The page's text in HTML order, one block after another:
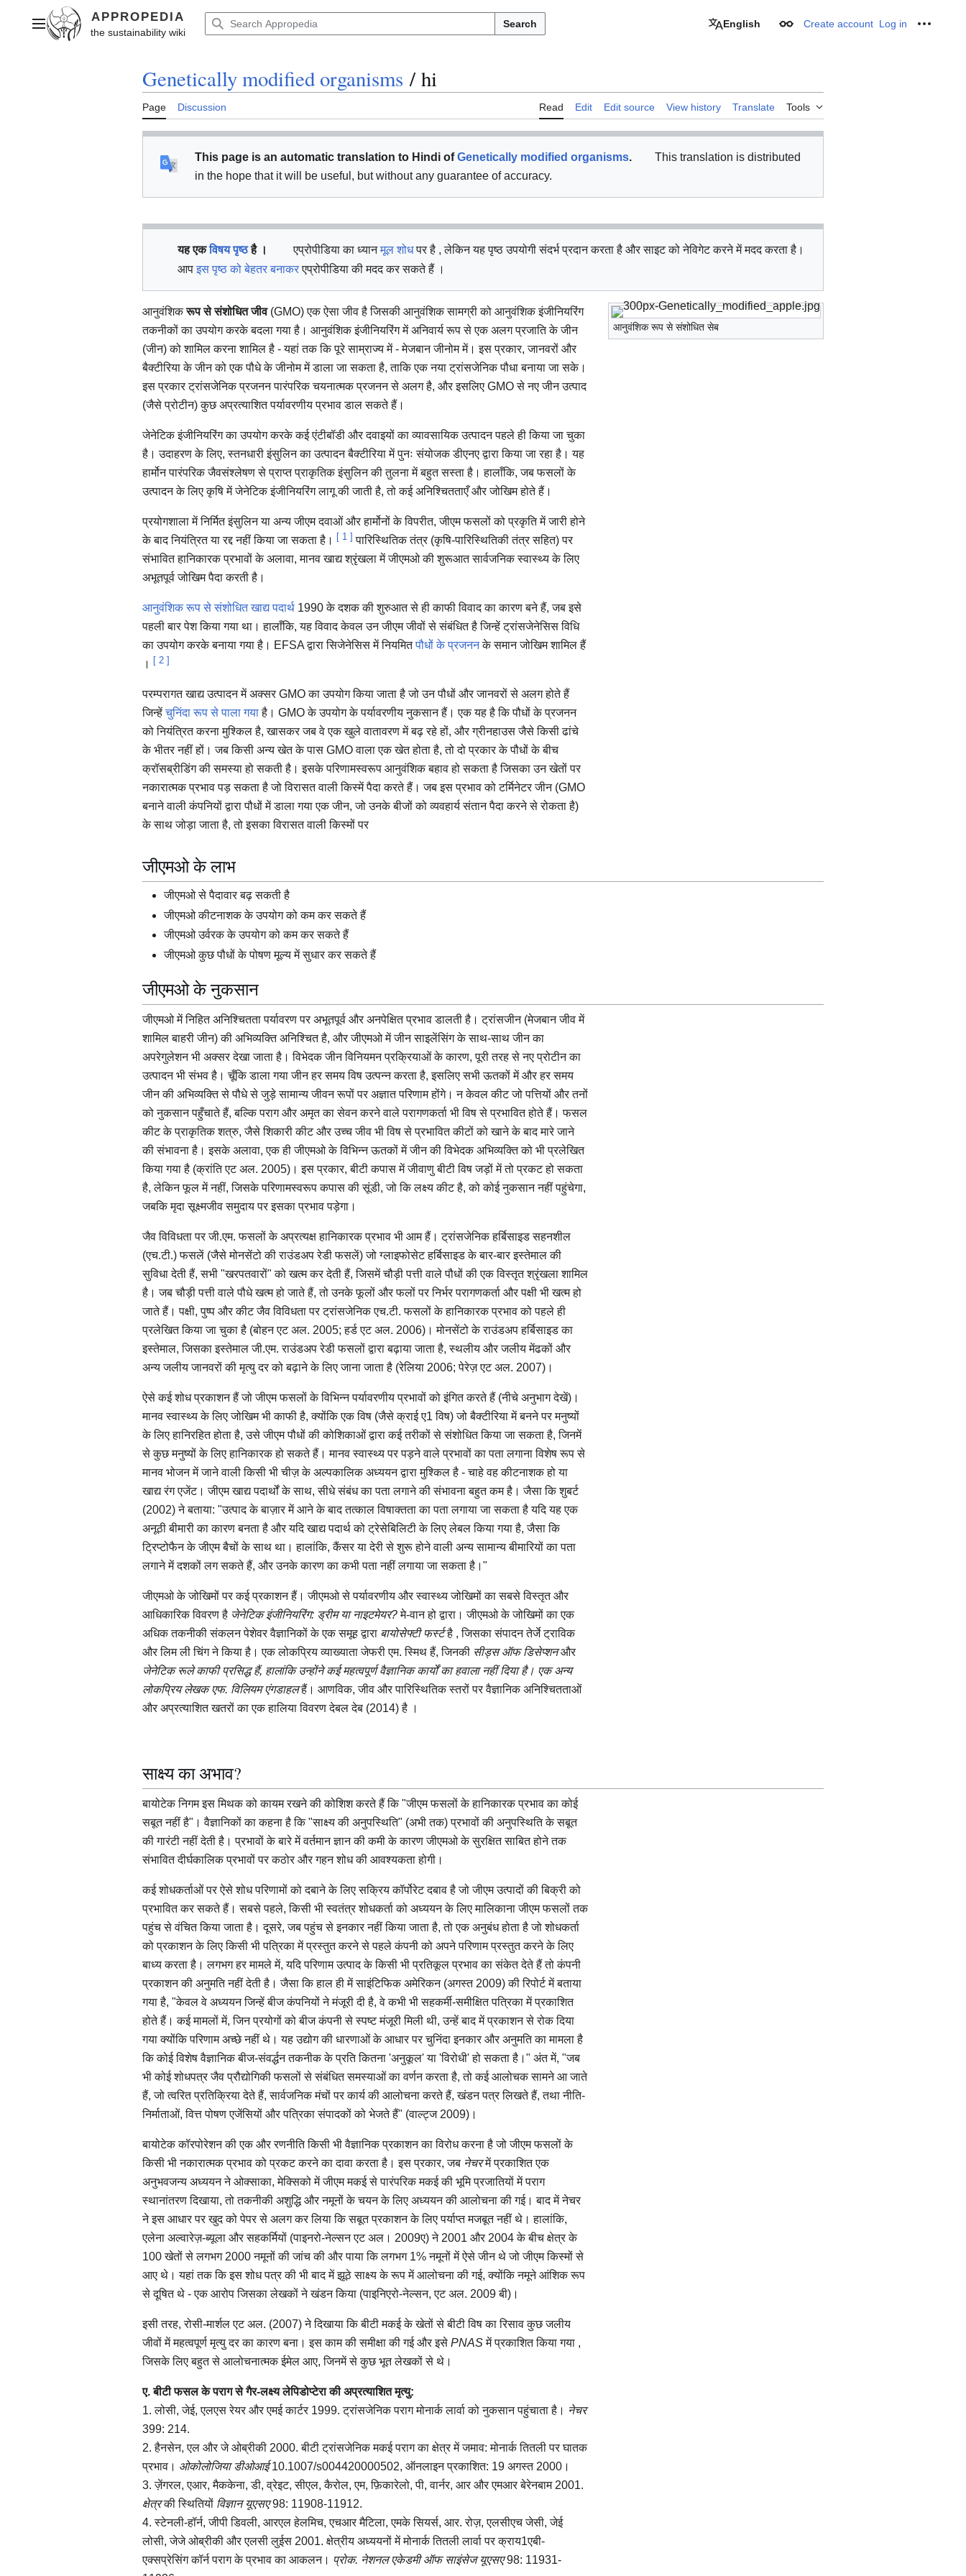
contentMain menu Search English Appearance
Create account Log in
Genetically modified organisms / hi
Page Discussion Read Edit Edit source View history Translate Tools
This page is an automatic translation to Hindi ofGenetically modified organisms.
This translation is distributed
in the hope that it will be useful, but without any guarantee of accuracy.
यह एकविषय पृष्ठहै । एप्रोपीडिया का ध्यानमूल शोधपर है , लेकिन यह पृष्ठ उपयोगी संदर्भ प्रदान करता है और साइट को नेविगेट करने में मदद करता है।
आपइस पृष्ठ को बेहतर बनाकरएप्रोपीडिया की मदद कर सकते हैं ।
आनुवंशिक रूप से संशोधित सेब
आनुवंशिकरूप से संशोधित जीव(GMO) एक ऐसा जीव है जिसकी आनुवंशिक सामग्री को आनुवंशिक इंजीनियरिंग
तकनीकों का उपयोग करके बदला गया है। आनुवंशिक इंजीनियरिंग में अनिवार्य रूप से एक अलग प्रजाति के जीन
(जीन) को शामिल करना शामिल है - यहां तक ​​कि पूरे साम्राज्य में - मेजबान जीनोम में। इस प्रकार, जानवरों और
बैक्टीरिया के जीन को एक पौधे के जीनोम में डाला जा सकता है, ताकि एक नया ट्रांसजेनिक पौधा बनाया जा सके।
इस प्रकार ट्रांसजेनिक प्रजनन पारंपरिक चयनात्मक प्रजनन से अलग है, और इसलिए GMO से नए जीन उत्पाद
(जैसे प्रोटीन) कुछ अप्रत्याशित पर्यावरणीय प्रभाव डाल सकते हैं।
जेनेटिक इंजीनियरिंग का उपयोग करके कई एंटीबॉडी और दवाइयों का व्यावसायिक उत्पादन पहले ही किया जा चुका
है। उदाहरण के लिए, स्तनधारी इंसुलिन का उत्पादन बैक्टीरिया में पुनः संयोजक डीएनए द्वारा किया जा रहा है। यह
हार्मोन पारंपरिक जैवसंश्लेषण से प्राप्त प्राकृतिक इंसुलिन की तुलना में बहुत सस्ता है। हालाँकि, जब फसलों के
उत्पादन के लिए कृषि में जेनेटिक इंजीनियरिंग लागू की जाती है, तो कई अनिश्चितताएँ और जोखिम होते हैं।
प्रयोगशाला में निर्मित इंसुलिन या अन्य जीएम दवाओं और हार्मोनों के विपरीत, जीएम फसलों को प्रकृति में जारी होने
के बाद नियंत्रित या रद्द नहीं किया जा सकता है। [ 1 ] पारिस्थितिक तंत्र (कृषि-पारिस्थितिकी तंत्र सहित) पर
संभावित हानिकारक प्रभावों के अलावा, मानव खाद्य श्रृंखला में जीएमओ की शुरूआत सार्वजनिक स्वास्थ्य के लिए
अभूतपूर्व जोखिम पैदा करती है।
आनुवंशिक रूप से संशोधित खाद्य पदार्थ 1990 के दशक की शुरुआत से ही काफी विवाद का कारण बने हैं, जब इसे
पहली बार पेश किया गया था। हालाँकि, यह विवाद केवल उन जीएम जीवों से संबंधित है जिन्हें ट्रांसजेनेसिस विधि
का उपयोग करके बनाया गया है। EFSA द्वारा सिजेनेसिस में नियमितपौधों के प्रजननके समान जोखिम शामिल हैं
। [ 2 ]
परम्परागत खाद्य उत्पादन में अक्सर GMO का उपयोग किया जाता है जो उन पौधों और जानवरों से अलग होते हैं
जिन्हेंचुनिंदा रूप से पाला गयाहै। GMO के उपयोग के पर्यावरणीय नुकसान हैं। एक यह है कि पौधों के प्रजनन
को नियंत्रित करना मुश्किल है, खासकर जब वे एक खुले वातावरण में बढ़ रहे हों, और ग्रीनहाउस जैसे किसी ढांचे
के भीतर नहीं हों। जब किसी अन्य खेत के पास GMO वाला एक खेत होता है, तो दो प्रकार के पौधों के बीच
क्रॉसब्रीडिंग की समस्या हो सकती है। इसके परिणामस्वरूप आनुवंशिक बहाव हो सकता है जिसका उन खेतों पर
नकारात्मक प्रभाव पड़ सकता है जो विरासत वाली किस्में पैदा करते हैं। जब इस प्रभाव को टर्मिनेटर जीन (GMO
बनाने वाली कंपनियों द्वारा पौधों में डाला गया एक जीन, जो उनके बीजों को व्यवहार्य संतान पैदा करने से रोकता है)
के साथ जोड़ा जाता है, तो इसका विरासत वाली किस्मों पर
जीएमओ के लाभ
जीएमओ से पैदावार बढ़ सकती है
जीएमओ कीटनाशक के उपयोग को कम कर सकते हैं
जीएमओ उर्वरक के उपयोग को कम कर सकते हैं
जीएमओ कुछ पौधों के पोषण मूल्य में सुधार कर सकते हैं
जीएमओ के नुकसान
जीएमओ में निहित अनिश्चितता पर्यावरण पर अभूतपूर्व और अनपेक्षित प्रभाव डालती है। ट्रांसजीन (मेजबान जीव में
शामिल बाहरी जीन) की अभिव्यक्ति अनिश्चित है, और जीएमओ में जीन साइलेंसिंग के साथ-साथ जीन का
अपरेगुलेशन भी अक्सर देखा जाता है। विभेदक जीन विनियमन प्रक्रियाओं के कारण, पूरी तरह से नए प्रोटीन का
उत्पादन भी संभव है। चूँकि डाला गया जीन हर समय विष उत्पन्न करता है, इसलिए सभी ऊतकों में और हर समय
जीन की अभिव्यक्ति से पौधे से जुड़े सामान्य जीवन रूपों पर अज्ञात परिणाम होंगे। न केवल कीट जो पत्तियों और तनों
को नुकसान पहुँचाते हैं, बल्कि पराग और अमृत का सेवन करने वाले परागणकर्ता भी विष से प्रभावित होते हैं। फसल
कीट के प्राकृतिक शत्रु, जैसे शिकारी कीट और उच्च जीव भी विष से प्रभावित कीटों को खाने के बाद मारे जाने
की संभावना है। इसके अलावा, एक ही जीएमओ के विभिन्न ऊतकों में जीन की विभेदक अभिव्यक्ति को भी प्रलेखित
किया गया है (क्रांति एट अल. 2005)। इस प्रकार, बीटी कपास में जीवाणु बीटी विष जड़ों में तो प्रकट हो सकता
है, लेकिन फूल में नहीं, जिसके परिणामस्वरूप कपास की सूंडी, जो कि लक्ष्य कीट है, को कोई नुकसान नहीं पहुंचेगा,
जबकि मृदा सूक्ष्मजीव समुदाय पर इसका प्रभाव पड़ेगा।
जैव विविधता पर जी.एम. फसलों के अप्रत्यक्ष हानिकारक प्रभाव भी आम हैं। ट्रांसजेनिक हर्बिसाइड सहनशील
(एच.टी.) फसलें (जैसे मोनसेंटो की राउंडअप रेडी फसलें) जो ग्लाइफोसेट हर्बिसाइड के बार-बार इस्तेमाल की
सुविधा देती हैं, सभी "खरपतवारों" को खत्म कर देती हैं, जिसमें चौड़ी पत्ती वाले पौधों की एक विस्तृत श्रृंखला शामिल
है। जब चौड़ी पत्ती वाले पौधे खत्म हो जाते हैं, तो उनके फूलों और फलों पर निर्भर परागणकर्ता और पक्षी भी खत्म हो
जाते हैं। पक्षी, पुष्प और कीट जैव विविधता पर ट्रांसजेनिक एच.टी. फसलों के हानिकारक प्रभाव को पहले ही
प्रलेखित किया जा चुका है (बोहन एट अल. 2005; हर्ड एट अल. 2006)। मोनसेंटो के राउंडअप हर्बिसाइड का
इस्तेमाल, जिसका इस्तेमाल जी.एम. राउंडअप रेडी फसलों द्वारा बढ़ाया जाता है, स्थलीय और जलीय मेंढकों और
अन्य जलीय जानवरों की मृत्यु दर को बढ़ाने के लिए जाना जाता है (रेलिया 2006; पेरेज़ एट अल. 2007)।
ऐसे कई शोध प्रकाशन हैं जो जीएम फसलों के विभिन्न पर्यावरणीय प्रभावों को इंगित करते हैं (नीचे अनुभाग देखें)।
मानव स्वास्थ्य के लिए जोखिम भी काफी है, क्योंकि एक विष (जैसे क्राई ए1 विष) जो बैक्टीरिया में बनने पर मनुष्यों
के लिए हानिरहित होता है, उसे जीएम पौधों की कोशिकाओं द्वारा कई तरीकों से संशोधित किया जा सकता है, जिनमें
से कुछ मनुष्यों के लिए हानिकारक हो सकते हैं। मानव स्वास्थ्य पर पड़ने वाले प्रभावों का पता लगाना विशेष रूप से
मानव भोजन में जाने वाली किसी भी चीज़ के अल्पकालिक अध्ययन द्वारा मुश्किल है - चाहे वह कीटनाशक हो या
खाद्य रंग एजेंट। जीएम खाद्य पदार्थों के साथ, सीधे संबंध का पता लगाने की संभावना बहुत कम है। जैसा कि शुबर्ट
(2002) ने बताया: "उत्पाद के बाज़ार में आने के बाद तत्काल विषाक्तता का पता लगाया जा सकता है यदि यह एक
अनूठी बीमारी का कारण बनता है और यदि खाद्य पदार्थ को ट्रेसेबिलिटी के लिए लेबल किया गया है, जैसा कि
ट्रिप्टोफैन के जीएम बैचों के साथ था। हालांकि, कैंसर या देरी से शुरू होने वाली अन्य सामान्य बीमारियों का पता
लगाने में दशकों लग सकते हैं, और उनके कारण का कभी पता नहीं लगाया जा सकता है।"
जीएमओ के जोखिमों पर कई प्रकाशन हैं। जीएमओ से पर्यावरणीय और स्वास्थ्य जोखिमों का सबसे विस्तृत और
आधिकारिक विवरण है जेनेटिक इंजीनियरिंग: ड्रीम या नाइटमेयर?मे-वान हो द्वारा। जीएमओ के जोखिमों का एक
अधिक तकनीकी संकलन पेशेवर वैज्ञानिकों के एक समूह द्वारा बायोसेफ्टी फर्स्टहै , जिसका संपादन तेर्जे ट्राविक
और लिम ली चिंग ने किया है। एक लोकप्रिय व्याख्याता जेफरी एम. स्मिथ हैं, जिनकी सीड्स ऑफ डिसेप्शनऔर
जेनेटिक रूले काफी प्रसिद्ध हैं, हालांकि उन्होंने कई महत्वपूर्ण वैज्ञानिक कार्यों का हवाला नहीं दिया है। एक अन्य
लोकप्रिय लेखक एफ. विलियमएंगडाहलहैं। आणविक, जीव और पारिस्थितिक स्तरों पर वैज्ञानिक अनिश्चितताओं
और अप्रत्याशित खतरों का एक हालिया विवरण देबल देब (2014) है ।
साक्ष्य का अभाव?
बायोटेक निगम इस मिथक को कायम रखने की कोशिश करते हैं कि "जीएम फसलों के हानिकारक प्रभाव का कोई
सबूत नहीं है"। वैज्ञानिकों का कहना है कि "साक्ष्य की अनुपस्थिति" (अभी तक) प्रभावों की अनुपस्थिति के सबूत
की गारंटी नहीं देती है। प्रभावों के बारे में वर्तमान ज्ञान की कमी के कारण जीएमओ के सुरक्षित साबित होने तक
संभावित दीर्घकालिक प्रभावों पर कठोर और गहन शोध की आवश्यकता होगी।
कई शोधकर्ताओं पर ऐसे शोध परिणामों को दबाने के लिए सक्रिय कॉर्पोरेट दबाव है जो जीएम उत्पादों की बिक्री को
प्रभावित कर सकते हैं। सबसे पहले, किसी भी स्वतंत्र शोधकर्ता को अध्ययन के लिए मालिकाना जीएम फसलों तक
पहुंच से वंचित किया जाता है। दूसरे, जब पहुंच से इनकार नहीं किया जाता है, तो एक अनुबंध होता है जो शोधकर्ता
को प्रकाशन के लिए किसी भी पत्रिका में प्रस्तुत करने से पहले कंपनी को अपने परिणाम प्रस्तुत करने के लिए
बाध्य करता है। लगभग हर मामले में, यदि परिणाम उत्पाद के किसी भी प्रतिकूल प्रभाव का संकेत देते हैं तो कंपनी
प्रकाशन की अनुमति नहीं देती है। जैसा कि हाल ही में साइंटिफिक अमेरिकन (अगस्त 2009) की रिपोर्ट में बताया
गया है, "केवल वे अध्ययन जिन्हें बीज कंपनियों ने मंजूरी दी है, वे कभी भी सहकर्मी-समीक्षित पत्रिका में प्रकाशित
होते हैं। कई मामलों में, जिन प्रयोगों को बीज कंपनी से स्पष्ट मंजूरी मिली थी, उन्हें बाद में प्रकाशन से रोक दिया
गया क्योंकि परिणाम अच्छे नहीं थे। यह उद्योग की धारणाओं के आधार पर चुनिंदा इनकार और अनुमति का मामला है
कि कोई विशेष वैज्ञानिक बीज-संवर्द्धन तकनीक के प्रति कितना 'अनुकूल' या 'विरोधी' हो सकता है।" अंत में, "जब
भी कोई शोधपत्र जैव प्रौद्योगिकी फसलों से संबंधित समस्याओं का वर्णन करता है, तो कई आलोचक सामने आ जाते
हैं, जो त्वरित प्रतिक्रिया देते हैं, सार्वजनिक मंचों पर कार्य की आलोचना करते हैं, खंडन पत्र लिखते हैं, तथा नीति-
निर्माताओं, वित्त पोषण एजेंसियों और पत्रिका संपादकों को भेजते हैं" (वाल्ट्ज 2009)।
बायोटेक कॉरपोरेशन की एक और रणनीति किसी भी वैज्ञानिक प्रकाशन का विरोध करना है जो जीएम फसलों के
किसी भी नकारात्मक प्रभाव को प्रकट करने का दावा करता है। इस प्रकार, जब नेचरमें प्रकाशित एक
अनुभवजन्य अध्ययन ने ओक्साका, मेक्सिको में जीएम मकई से पारंपरिक मकई की भूमि प्रजातियों में पराग
स्थानांतरण दिखाया, तो तकनीकी अशुद्धि और नमूनों के चयन के लिए अध्ययन की आलोचना की गई। बाद में नेचर
ने इस आधार पर खुद को पेपर से अलग कर लिया कि सबूत प्रकाशन के लिए पर्याप्त मजबूत नहीं थे। हालांकि,
एलेना अल्वारेज़-ब्यूला और सहकर्मियों (पाइनरो-नेल्सन एट अल। 2009ए) ने 2001 और 2004 के बीच क्षेत्र के
100 खेतों से लगभग 2000 नमूनों की जांच की और पाया कि लगभग 1% नमूनों में ऐसे जीन थे जो जीएम किस्मों से
आए थे। यहां तक ​​कि इस शोध पत्र की भी बाद में झूठे साक्ष्य के रूप में आलोचना की गई, क्योंकि नमूने आंशिक रूप
से दूषित थे - एक आरोप जिसका लेखकों ने खंडन किया (पाइनिएरो-नेल्सन, एट अल. 2009 बी)।
इसी तरह, रोसी-मार्शल एट अल. (2007) ने दिखाया कि बीटी मकई के खेतों से बीटी विष का रिसाव कुछ जलीय
जीवों में महत्वपूर्ण मृत्यु दर का कारण बना। इस काम की समीक्षा की गई और इसे PNASमें प्रकाशित किया गया ,
जिसके लिए बहुत से आलोचनात्मक ईमेल आए, जिनमें से कुछ भूत लेखकों से थे।
ए. बीटी फसल के पराग से गैर-लक्ष्य लेपिडोप्टेरा की अप्रत्याशित मृत्यु:
1. लोसी, जेई, एलएस रेयर और एमई कार्टर 1999. ट्रांसजेनिक पराग मोनार्क लार्वा को नुकसान पहुंचाता है। नेचर
399: 214.
2. हैनसेन, एल और जे ओब्रीकी 2000. बीटी ट्रांसजेनिक मकई पराग का क्षेत्र में जमाव: मोनार्क तितली पर घातक
प्रभाव। ओकोलोजियाडीओआई10.1007/s004420000502, ऑनलाइन प्रकाशित: 19 अगस्त 2000।
3. ज़ेंगरल, एआर, मैककेना, डी, व्रेइट, सीएल, कैरोल, एम, फ़िकारेलो, पी, वार्नर, आर और एमआर बेरेनबाम 2001.
क्षेत्रकी स्थितियों विज्ञान यूएसए98: 11908-11912.
4. स्टेनली-हॉर्न, जीपी डिवली, आरएल हेलमिच, एचआर मैटिला, एमके सियर्स, आर. रोज़, एलसीएच जेसी, जेई
लोसी, जेजे ओब्रीकी और एलसी लुईस 2001. क्षेत्रीय अध्ययनों में मोनार्क तितली लार्वा पर क्राय1एबी-
एक्सप्रेसिंग कॉर्न पराग के प्रभाव का आकलन। प्रोक. नेशनल एकेडमी ऑफ साइंसेज यूएसए98: 11931-